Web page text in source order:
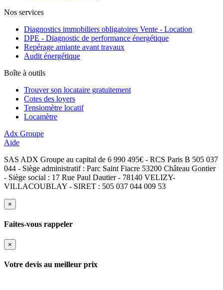
Nos services
Diagnostics immobiliers obligatoires Vente - Location
DPE - Diagnostic de performance énergétique
Repérage amiante avant travaux
Audit énergétique
Boîte à outils
Trouver son locataire gratuitement
Cotes des loyers
Tensiomètre locatif
Locamètre
Adx Groupe
Aide
SAS ADX Groupe au capital de 6 990 495€ - RCS Paris B 505 037
044 - Siège administratif : Parc Saint Fiacre 53200 Château Gontier
- Siège social : 17 Rue Paul Dautier - 78140 VELIZY-
VILLACOUBLAY - SIRET : 505 037 044 009 53
×
Faites-vous rappeler
×
Votre devis au meilleur prix